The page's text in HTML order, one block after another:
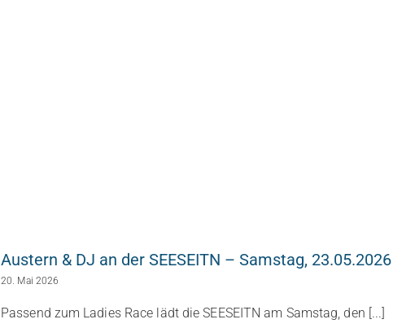
Austern & DJ an der SEESEITN – Samstag, 23.05.2026
20. Mai 2026
Passend zum Ladies Race lädt die SEESEITN am Samstag, den [...]